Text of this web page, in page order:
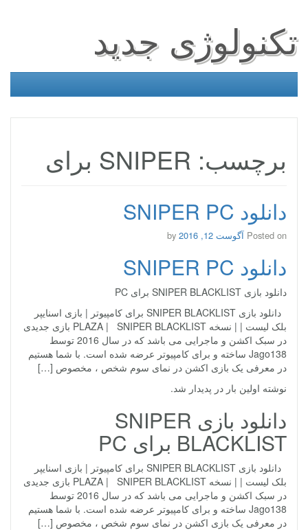
تکنولوژی جدید
برچسب: SNIPER برای
دانلود SNIPER PC
Posted on آگوست 12, 2016
دانلود SNIPER PC
دانلود بازی SNIPER BLACKLIST برای PC
دانلود بازی SNIPER BLACKLIST برای کامپیوتر | بازی اسنایپر
بلک لیست | | نسخه PLAZA | SNIPER BLACKLIST بازی جدیدی
در سبک اکشن و ماجرایی می باشد که در سال 2016 توسط
Jago138 ساخته و برای کامپیوتر عرضه شده است. با شما هستیم
در معرفی یک بازی اکشن در نمای سوم شخص ، مخصوص […]
نوشته اولین بار در پدیدار شد.
دانلود بازی SNIPER
BLACKLIST برای PC
دانلود بازی SNIPER BLACKLIST برای کامپیوتر | بازی اسنایپر
بلک لیست | | نسخه PLAZA | SNIPER BLACKLIST بازی جدیدی
در سبک اکشن و ماجرایی می باشد که در سال 2016 توسط
Jago138 ساخته و برای کامپیوتر عرضه شده است. با شما هستیم
در معرفی یک بازی اکشن در نمای سوم شخص ، مخصوص […]